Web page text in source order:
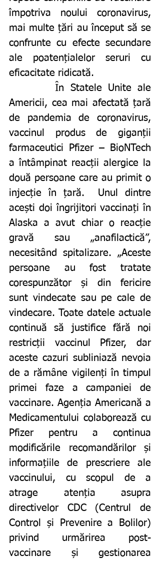
împotriva noului coronavirus,
mai multe țări au început să se
confrunte cu efecte secundare
ale poatențialelor seruri cu
eficacitate ridicată.
		În Statele Unite ale
Americii, cea mai afectată țară
de pandemia de coronavirus,
vaccinul produs de giganții
farmaceutici Pfizer – BioNTech
a întâmpinat reacții alergice la
două persoane care au primit o
injecție în țară.  Unul dintre
acești doi îngrijitori vaccinați în
Alaska a avut chiar o reacție
gravă sau „anafilactică”,
necesitând spitalizare. „Aceste
persoane au fost tratate
corespunzător și din fericire
sunt vindecate sau pe cale de
vindecare. Toate datele actuale
continuă să justifice fără noi
restricții vaccinul Pfizer, dar
aceste cazuri subliniază nevoia
de a rămâne vigilenți în timpul
primei faze a campaniei de
vaccinare. Agenția Americană a
Medicamentului colaborează cu
Pfizer pentru a continua
modificările recomandărilor și
informațiile de prescriere ale
vaccinului, cu scopul de a
atrage atenția asupra
directivelor CDC (Centrul de
Control și Prevenire a Bolilor)
privind urmărirea post-
vaccinare și gestionarea